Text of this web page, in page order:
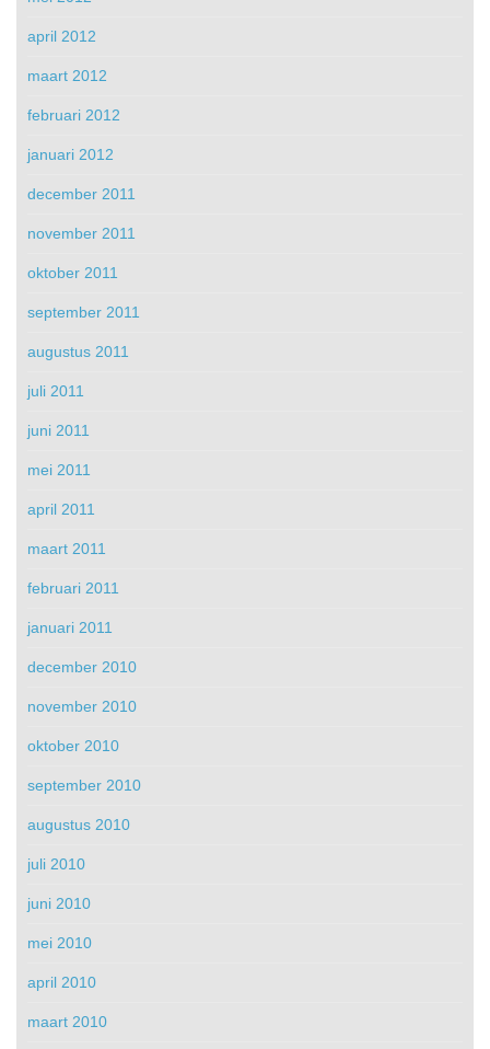
april 2012
maart 2012
februari 2012
januari 2012
december 2011
november 2011
oktober 2011
september 2011
augustus 2011
juli 2011
juni 2011
mei 2011
april 2011
maart 2011
februari 2011
januari 2011
december 2010
november 2010
oktober 2010
september 2010
augustus 2010
juli 2010
juni 2010
mei 2010
april 2010
maart 2010